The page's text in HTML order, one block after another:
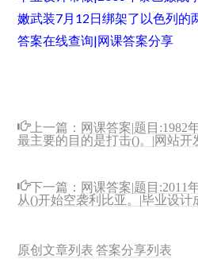
嫩武装7月12日绑架了以色列的
答案在线查询|网课答案分享
上一篇： 网课答案|题目:1982
最主要的目的是打击()。|网站开
下一篇： 网课答案|题目:2011
从()开始空袭利比亚。|毕业设计
原创文章列表 答案分享列表